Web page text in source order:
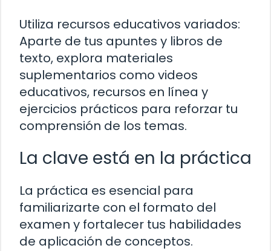
Utiliza recursos educativos variados:
Aparte de tus apuntes y libros de
texto, explora materiales
suplementarios como videos
educativos, recursos en línea y
ejercicios prácticos para reforzar tu
comprensión de los temas.
La clave está en la práctica
La práctica es esencial para
familiarizarte con el formato del
examen y fortalecer tus habilidades
de aplicación de conceptos.